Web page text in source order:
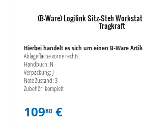
(B-Ware) Logilink Sitz-Steh
Tragkraft
Hierbei handelt es sich um einen B-Ware
Ablagefläche vorne rechts.
Handbuch: N
Verpackung: J
Note Zustand: 3
Zubehör: komplett
10980 €